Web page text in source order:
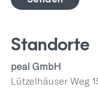
Standorte
peal GmbH
Lützelhäuser Weg